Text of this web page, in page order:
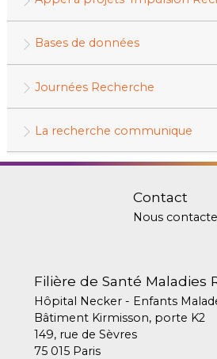
Bases de données
Journées Recherche
La recherche communique
Contact
Nous
Filière de Santé Maladies
Hôpital Necker - Enfants
Bâtiment Kirmisson, porte K2
149, rue de Sèvres
75 015 Paris